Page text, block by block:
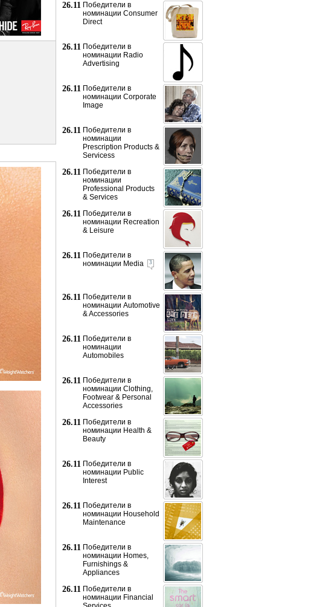
26.11 Победители в
номинации Consumer
Direct
26.11 Победители в
номинации Radio
Advertising
26.11 Победители в
номинации Corporate
Image
26.11 Победители в
номинации
Prescription Products &
Servicess
26.11 Победители в
номинации
Professional Products
& Services
26.11 Победители в
номинации Recreation
& Leisure
26.11 Победители в
номинации Media
3
26.11 Победители в
номинации Automotive
& Accessories
26.11 Победители в
номинации
Automobiles
26.11 Победители в
номинации Clothing,
Footwear & Personal
Accessories
26.11 Победители в
номинации Health &
Beauty
26.11 Победители в
номинации Public
Interest
26.11 Победители в
номинации Household
Maintenance
26.11 Победители в
номинации Homes,
Furnishings &
Appliances
26.11 Победители в
номинации Financial